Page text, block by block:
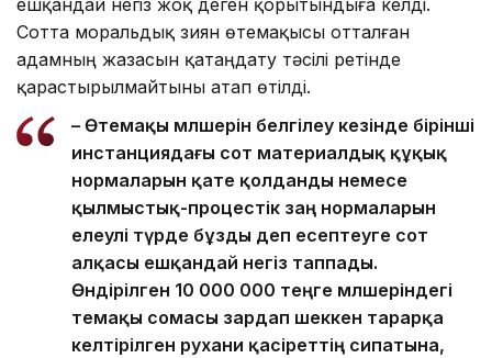
ешқандай негіз жоқ деген қорытындыға келді.
Сотта моральдық зиян өтемақысы отталған
адамның жазасын қатаңдату тәсілі ретінде
қарастырылмайтыны атап өтілді.
– Өтемақы мөлшерін белгілеу кезінде бірінші
инстанциядағы сот материалдық құқық
нормаларын қате қолданды немесе
қылмыстық-процестік заң нормаларын
елеулі түрде бұзды деп есептеуге сот
алқасы ешқандай негіз таппады.
Өндірілген 10 000 000 теңге мөлшеріндегі
өтемақы сомасы зардап шеккен тарарқа
келтірілген рухани қасіреттің сипатына,